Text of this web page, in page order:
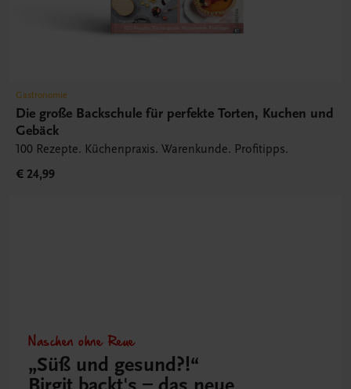
Gastronomie
Die große Backschule für perfekte Torten, Kuchen und
Gebäck
100 Rezepte. Küchenpraxis. Warenkunde. Profitipps.
€ 24,99
Naschen ohne Reue
„Süß und gesund?!“